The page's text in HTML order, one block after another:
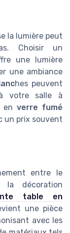
la lumière peut
Choisir un
une lumière
une ambiance
hes peuvent
votre salle à
enverre fumé
un prix souvent
entre le
décoration
table en
une pièce
avec les